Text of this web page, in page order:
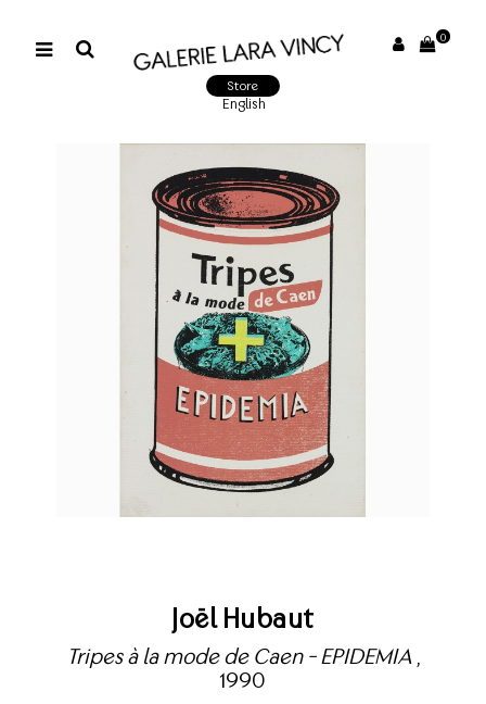
0
Store
English
Joël Hubaut
Tripes à la mode de Caen - EPIDEMIA,
1990